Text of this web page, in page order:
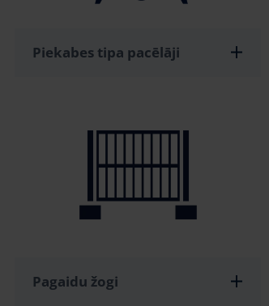
Piekabes tipa pacēlāji
Pagaidu žogi